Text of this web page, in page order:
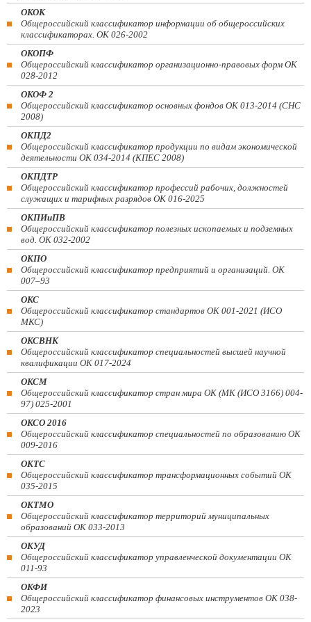
ОКОК
Общероссийский классификатор информации об общероссийских
классификаторах. ОК 026-2002
ОКОПФ
Общероссийский классификатор организационно-правовых форм ОК
028-2012
ОКОФ 2
Общероссийский классификатор основных фондов ОК 013-2014 (СНС
2008)
ОКПД2
Общероссийский классификатор продукции по видам экономической
деятельности ОК 034-2014 (КПЕС 2008)
ОКПДТР
Общероссийский классификатор профессий рабочих, должностей
служащих и тарифных разрядов ОК 016-2025
ОКПИиПВ
Общероссийский классификатор полезных ископаемых и подземных
вод. ОК 032-2002
ОКПО
Общероссийский классификатор предприятий и организаций. ОК
007–93
ОКС
Общероссийский классификатор стандартов ОК 001-2021 (ИСО
МКС)
ОКСВНК
Общероссийский классификатор специальностей высшей научной
квалификации ОК 017-2024
ОКСМ
Общероссийский классификатор стран мира ОК (МК (ИСО 3166) 004-
97) 025-2001
ОКСО 2016
Общероссийский классификатор специальностей по образованию ОК
009-2016
ОКТС
Общероссийский классификатор трансформационных событий ОК
035-2015
ОКТМО
Общероссийский классификатор территорий муниципальных
образований ОК 033-2013
ОКУД
Общероссийский классификатор управленческой документации ОК
011-93
ОКФИ
Общероссийский классификатор финансовых инструментов OK 038-
2023